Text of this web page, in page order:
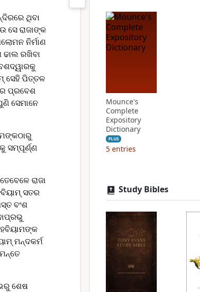
ଥିବା
ସେ ରାଜାଙ୍କ
ନିର୍ମାଣ
ଢାଲ ରଖିବା
ସେହି ପିତ୍ତଳ
ପ୍ରବେଶ
ସେମାନେ
ସମ୍ପୂର୍ଣ୍ଣ
ରାଜା
ସତର
ବଂଶ
ମନ୍ଦକର୍ମ
ଶେଷ
Mounce's
Complete
Expository
Dictionary
PLUS
5 entries
Study Bibles